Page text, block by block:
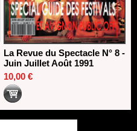
La Revue du Spectacle N° 8 -
Juin Juillet Août 1991
10,00 €